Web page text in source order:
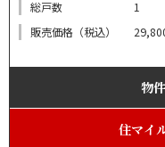
総戸数
1
販売価格（税込）
物
住マイ